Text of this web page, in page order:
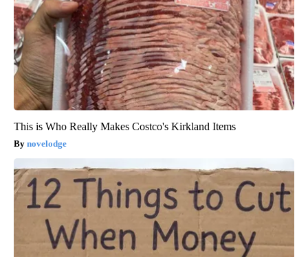
This is Who Really Makes Costco's Kirkland Items
novelodge